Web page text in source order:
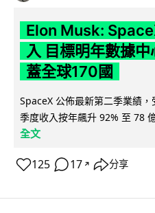
Elon Musk:
入 目標明年數據
蓋全球170國
SpaceX 公佈最新第二季業績
季度收入按年飆升 92% 至 78
全文
125 17 ↗ 分享